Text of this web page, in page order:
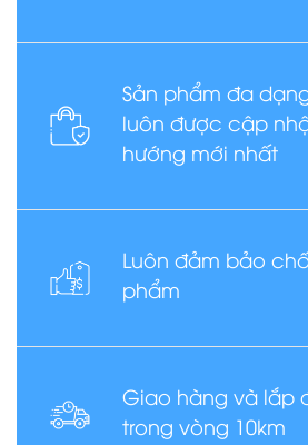
Sản phẩm đa
luôn được cập
hướng mới nhất
Luôn đảm bảo
phẩm
Giao hàng và lắp
trong vòng 10km